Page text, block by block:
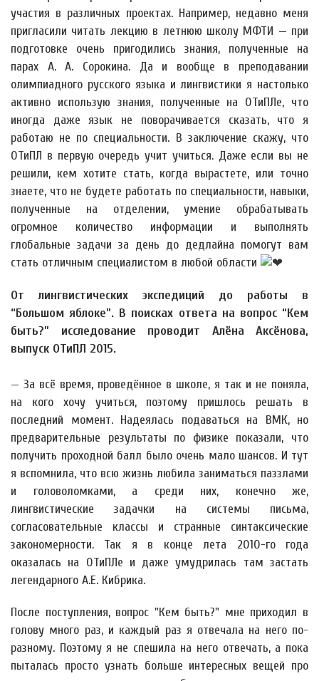
участия в различных проектах. Например, недавно меня
пригласили читать лекцию в летнюю школу МФТИ — при
подготовке очень пригодились знания, полученные на
парах А. А. Сорокина. Да и вообще в преподавании
олимпиадного русского языка и лингвистики я настолько
активно использую знания, полученные на ОТиПЛе, что
иногда даже язык не поворачивается сказать, что я
работаю не по специальности. В заключение скажу, что
ОТиПЛ в первую очередь учит учиться. Даже если вы не
решили, кем хотите стать, когда вырастете, или точно
знаете, что не будете работать по специальности, навыки,
полученные на отделении, умение обрабатывать
огромное количество информации и выполнять
глобальные задачи за день до дедлайна помогут вам
стать отличным специалистом в любой области
От лингвистических экспедиций до работы в
“Большом яблоке”. В поисках ответа на вопрос “Кем
быть?” исследование проводит Алёна Аксёнова,
выпуск ОТиПЛ 2015.
— За всё время, проведённое в школе, я так и не поняла,
на кого хочу учиться, поэтому пришлось решать в
последний момент. Надеялась подаваться на ВМК, но
предварительные результаты по физике показали, что
получить проходной балл было очень мало шансов. И тут
я вспомнила, что всю жизнь любила заниматься паззлами
и головоломками, а среди них, конечно же,
лингвистические задачки на системы письма,
согласовательные классы и странные синтаксические
закономерности. Так я в конце лета 2010-го года
оказалась на ОТиПЛе и даже умудрилась там застать
легендарного А.Е. Кибрика.
После поступления, вопрос "Кем быть?" мне приходил в
голову много раз, и каждый раз я отвечала на него по-
разному. Поэтому я не спешила на него отвечать, а пока
пыталась просто узнать больше интересных вещей про